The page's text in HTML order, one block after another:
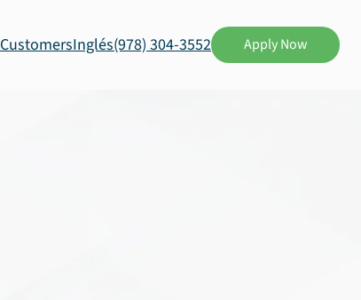
CustomersInglés(978) 304-3552 Apply Now